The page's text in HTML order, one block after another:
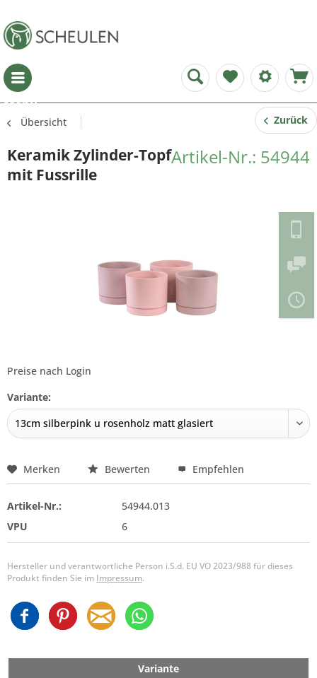
Menü
Übersicht Zurück
Artikel-Nr.: 54944
Keramik Zylinder-Topf
mit Fussrille
Preise nach Login
Variante:
Merken Bewerten Empfehlen
Artikel-Nr.:
54944.013
VPU
6
Hersteller und verantwortliche Person i.S.d. EU VO 2023/988 für dieses
Produkt finden Sie im Impressum.
Variante